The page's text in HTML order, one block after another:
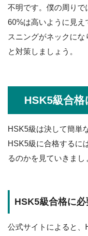
不明です。僕の周りで
60%は高いように見え
スニングがネックに
と対策しましょう。
HSK5級合格
HSK5級は決して簡単
HSK5級に合格するに
るのかを見ていきまし
HSK5級合格に
公式サイトによると